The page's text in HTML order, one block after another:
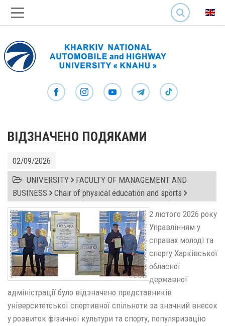
SEARCH
ВІДЗНАЧЕНО ПОДЯКАМИ
02/09/2026
UNIVERSITY FACULTY OF MANAGEMENT AND
BUSINESS Chair of physical education and sports
2 лютого 2026 року
Управлінням у
справах молоді та
спорту Харківської
обласної
державної
адміністрації було відзначено представників
університетської спортивної спільноти за значний внесок
у розвиток фізичної культури та спорту, популяризацію